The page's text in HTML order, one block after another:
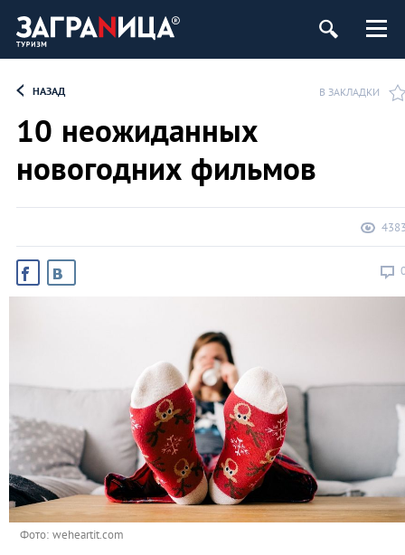
НАЗАД В ЗАКЛАДКИ
10 неожиданных
новогодних фильмов
Фото: weheartit.com